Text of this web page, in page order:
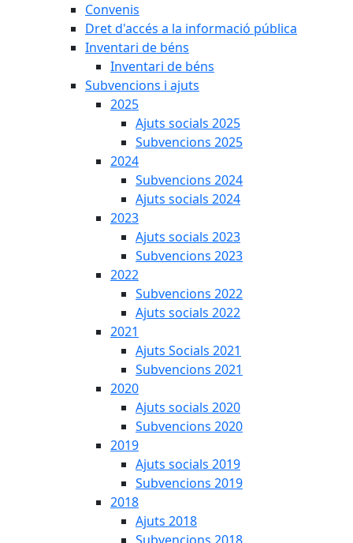
Convenis
Dret d'accés a la informació pública
Inventari de béns
Inventari de béns
Subvencions i ajuts
2025
Ajuts socials 2025
Subvencions 2025
2024
Subvencions 2024
Ajuts socials 2024
2023
Ajuts socials 2023
Subvencions 2023
2022
Subvencions 2022
Ajuts socials 2022
2021
Ajuts Socials 2021
Subvencions 2021
2020
Ajuts socials 2020
Subvencions 2020
2019
Ajuts socials 2019
Subvencions 2019
2018
Ajuts 2018